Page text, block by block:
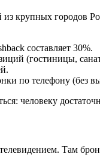
крупных городов
составляет 30%.
(гостиницы,
по телефону (без
человеку
Там